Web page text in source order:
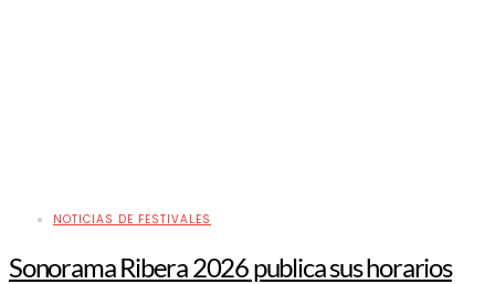
NOTICIAS DE FESTIVALES
Sonorama Ribera 2026 publica sus horarios